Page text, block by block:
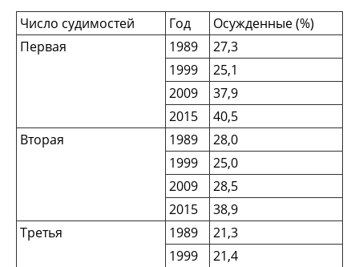
Число судимостей
Год
Осужденные (%)
Первая
1989
27,3
1999
25,1
2009
37,9
2015
40,5
Вторая
1989
28,0
1999
25,0
2009
28,5
2015
38,9
Третья
1989
21,3
1999
21,4